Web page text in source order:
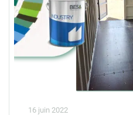
16 juin 2022